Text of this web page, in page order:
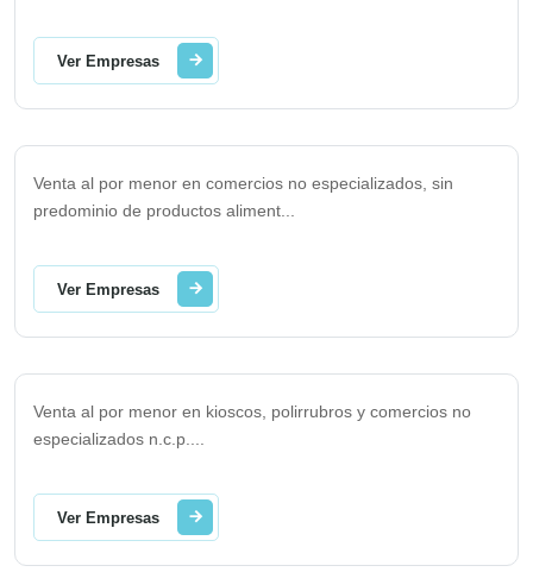
Ver Empresas
Venta al por menor en comercios no especializados, sin
predominio de productos aliment
Ver Empresas
Venta al por menor en kioscos, polirrubros y comercios no
especializados n.c.p.
Ver Empresas